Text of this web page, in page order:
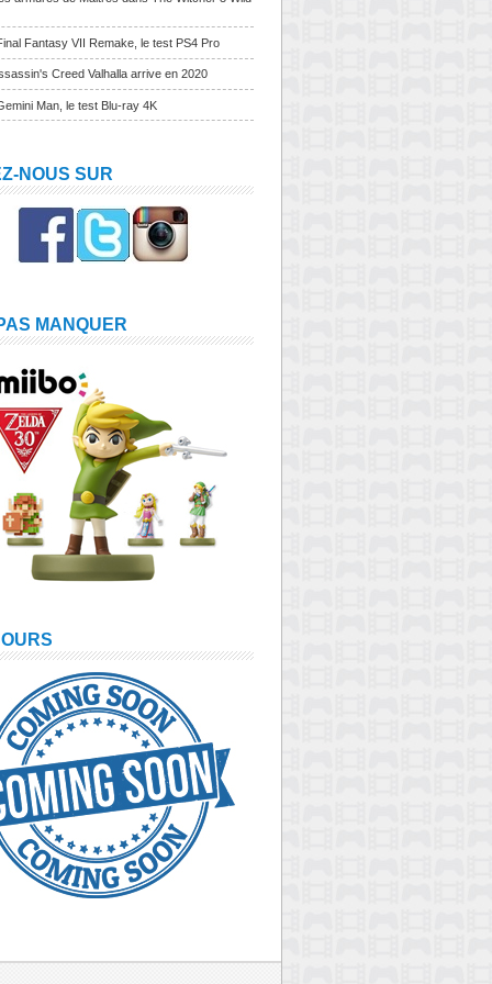
Fantasy VII Remake, le test PS4 Pro
Creed Valhalla arrive en 2020
Man, le test Blu-ray 4K
NOUS SUR
MANQUER